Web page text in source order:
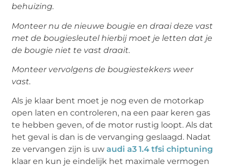
behuizing.
Monteer nu de nieuwe bougie en draai deze vast
met de bougiesleutel hierbij moet je letten dat je
de bougie niet te vast draait.
Monteer vervolgens de bougiestekkers weer
vast.
Als je klaar bent moet je nog even de motorkap
open laten en controleren, na een paar keren gas
te hebben geven, of de motor rustig loopt. Als dat
het geval is dan is de vervanging geslaagd. Nadat
ze vervangen zijn is uwaudi a3 1.4 tfsi chiptuning
klaar en kun je eindelijk het maximale vermogen